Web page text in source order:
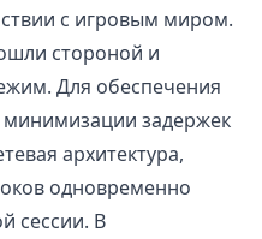
с игровым миром.
стороной и
Для обеспечения
минимизации задержек
архитектура,
одновременно
сессии. В